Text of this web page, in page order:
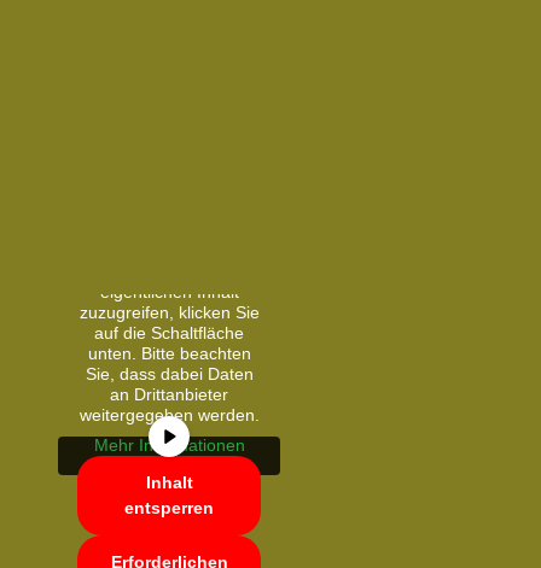
eigentlichen Inhalt
zuzugreifen, klicken Sie
auf die Schaltfläche
unten. Bitte beachten
Sie, dass dabei Daten
an Drittanbieter
weitergegeben werden.
Mehr Informationen
Inhalt
entsperren
Erforderlichen